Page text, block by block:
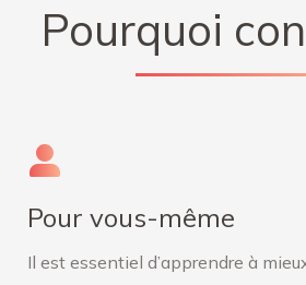
Pourquoi
Pour vous-même
Il est essentiel d’apprendre à